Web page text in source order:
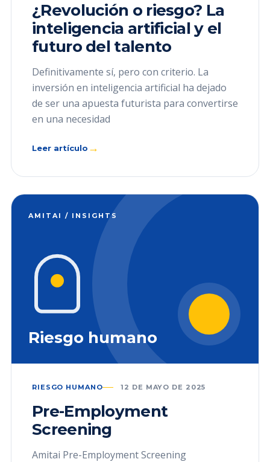
¿Revolución o riesgo? La
inteligencia artificial y el
futuro del talento
Definitivamente sí, pero con criterio. La
inversión en inteligencia artificial ha dejado
de ser una apuesta futurista para convertirse
en una necesidad
Leer artículo →
AMITAI / INSIGHTS
Riesgo humano
RIESGO HUMANO 12 DE MAYO DE 2025
Pre-Employment
Screening
Amitai Pre-Employment Screening